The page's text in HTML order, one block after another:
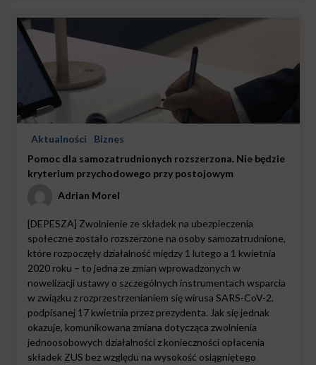
Aktualności
Biznes
Pomoc dla samozatrudnionych rozszerzona. Nie będzie
kryterium przychodowego przy postojowym
Adrian Morel
[DEPESZA] Zwolnienie ze składek na ubezpieczenia
społeczne zostało rozszerzone na osoby samozatrudnione,
które rozpoczęły działalność między 1 lutego a 1 kwietnia
2020 roku – to jedna ze zmian wprowadzonych w
nowelizacji ustawy o szczególnych instrumentach wsparcia
w związku z rozprzestrzenianiem się wirusa SARS-CoV-2,
podpisanej 17 kwietnia przez prezydenta. Jak się jednak
okazuje, komunikowana zmiana dotycząca zwolnienia
jednoosobowych działalności z konieczności opłacenia
składek ZUS bez względu na wysokość osiągniętego